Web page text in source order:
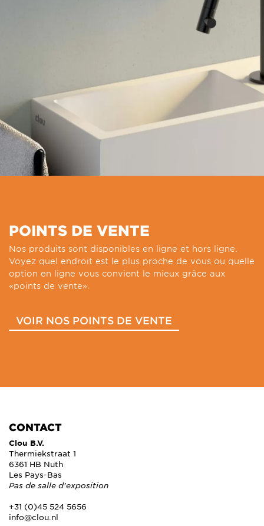
POINTS DE VENTE
Nos produits sont disponibles en ligne et hors ligne.
Voyez quel endroit est le plus proche de vous ou quelle
option en ligne vous convient le mieux grâce aux
«points de vente».
VOIR NOS POINTS DE VENTE
CONTACT
Clou B.V.
Thermiekstraat 1
6361 HB Nuth
Les Pays-Bas
Pas de salle d'exposition
+31 (0)45 524 5656
info@clou.nl